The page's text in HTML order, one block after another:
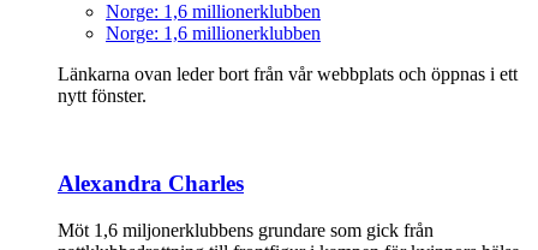
Norge: 1,6 millionerklubben
Norge: 1,6 millionerklubben
Länkarna ovan leder bort från vår webbplats och öppnas i ett
nytt fönster.
Alexandra Charles
Möt 1,6 miljonerklubbens grundare som gick från